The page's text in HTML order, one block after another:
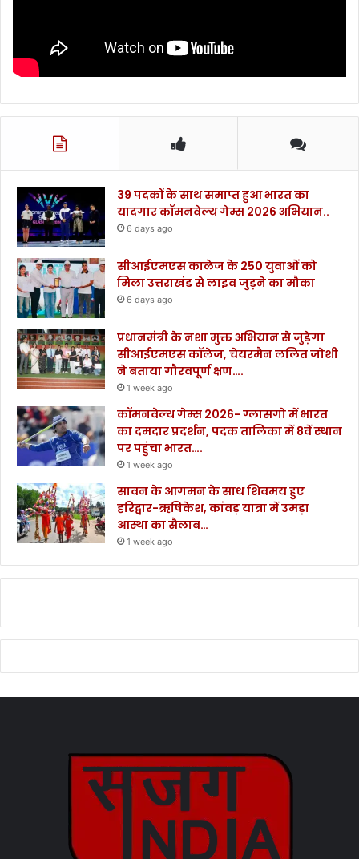
.
39 पदकों के साथ समाप्त हुआ भारत का
यादगार कॉमनवेल्थ गेम्स 2026 अभियान..
6 days ago
सीआईएमएस कालेज के 250 युवाओं को
मिला उत्तराखंड से लाइव जुड़ने का मौका
6 days ago
प्रधानमंत्री के नशा मुक्त अभियान से जुड़ेगा
सीआईएमएस कॉलेज, चेयरमैन ललित जोशी
ने बताया गौरवपूर्ण क्षण….
1 week ago
कॉमनवेल्थ गेम्स 2026- ग्लासगो में भारत
का दमदार प्रदर्शन, पदक तालिका में 8वें स्थान
पर पहुंचा भारत….
1 week ago
सावन के आगमन के साथ शिवमय हुए
हरिद्वार-ऋषिकेश, कांवड़ यात्रा में उमड़ा
आस्था का सैलाब…
1 week ago